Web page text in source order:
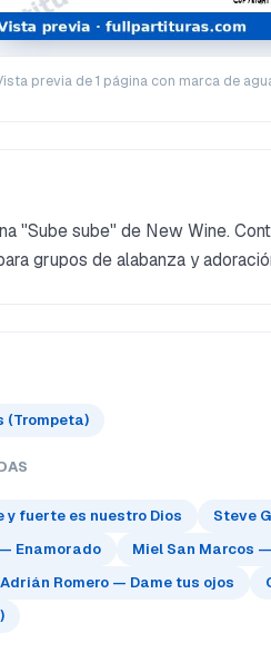
previa de 1 página con marca de
"Sube sube" de New Wine.
grupos de alabanza y
(Trompeta)
y fuerte es nuestro Dios Steve
Enamorado
Miel San Marcos
Romero — Dame tus ojos